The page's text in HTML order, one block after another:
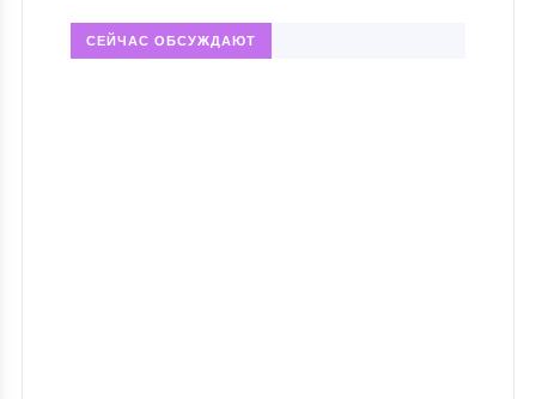
СЕЙЧАС ОБСУЖДАЮТ